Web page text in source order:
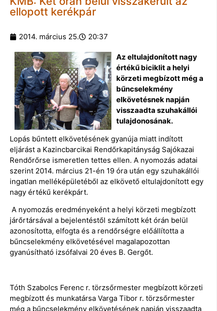
ellopott kerékpár
2014. március 25. 20:37
Az eltulajdonított nagy
értékű biciklit a helyi
körzeti megbízott még a
bűncselekmény
elkövetésnek napján
visszaadta szuhakállói
tulajdonosának.
Lopás bűntett elkövetésének gyanúja miatt indított
eljárást a Kazincbarcikai Rendőrkapitányság Sajókazai
Rendőrőrse ismeretlen tettes ellen. A nyomozás adatai
szerint 2014. március 21-én 19 óra után egy szuhakállói
ingatlan melléképületéből az elkövető eltulajdonított egy
nagy értékű kerékpárt.
A nyomozás eredményeként a helyi körzeti megbízott
járőrtársával a bejelentéstől számított két órán belül
azonosította, elfogta és a rendőrségre előállította a
bűncselekmény elkövetésével magalapozottan
gyanúsítható izsófalvai 20 éves B. Gergőt.
Tóth Szabolcs Ferenc r. törzsőrmester megbízott körzeti
megbízott és munkatársa Varga Tibor r. törzsőrmester
még a bűncselekmény elkövetésének napján visszaadta